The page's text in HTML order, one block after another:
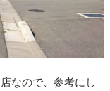
なので、参考にし